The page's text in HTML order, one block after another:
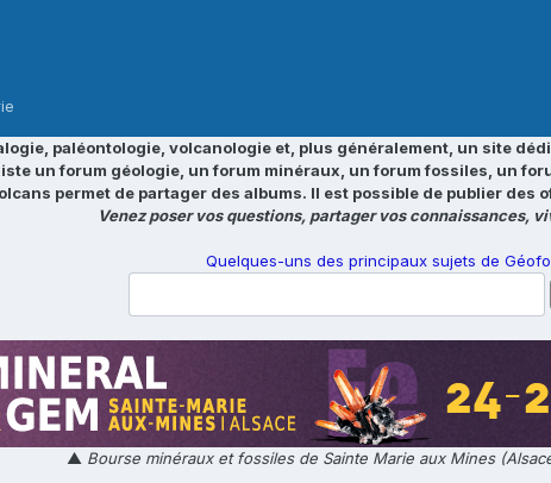
paléontologie, volcanologie et, plus généralement, un site
un forum géologie, un forum minéraux, un forum fossiles, un
permet de partager des albums. Il est possible de publier
Venez poser vos questions, partager vos connaissances,
Quelques-uns des principaux sujets de
▲ Bourse minéraux et fossiles de Sainte Marie aux Mines